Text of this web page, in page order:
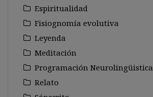
Espiritualidad
Fisiognomía evolutiva
Leyenda
Meditación
Programación Neurolingüistica
Relato